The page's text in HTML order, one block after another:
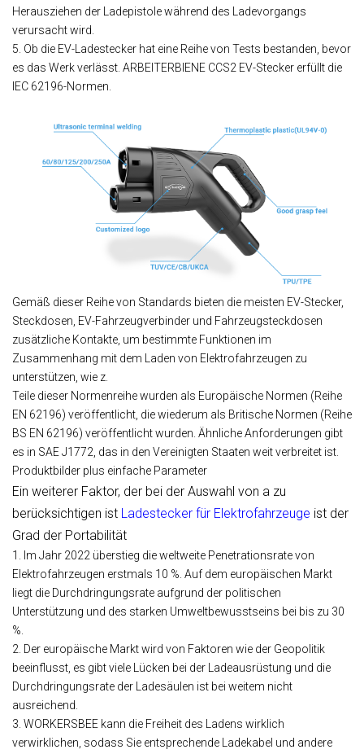
Herausziehen der Ladepistole während des Ladevorgangs
verursacht wird.
5. Ob die EV-Ladestecker hat eine Reihe von Tests bestanden, bevor
es das Werk verlässt. ARBEITERBIENE CCS2 EV-Stecker erfüllt die
IEC 62196-Normen.
Gemäß dieser Reihe von Standards bieten die meisten EV-Stecker,
Steckdosen, EV-Fahrzeugverbinder und Fahrzeugsteckdosen
zusätzliche Kontakte, um bestimmte Funktionen im
Zusammenhang mit dem Laden von Elektrofahrzeugen zu
unterstützen, wie z.
Teile dieser Normenreihe wurden als Europäische Normen (Reihe
EN 62196) veröffentlicht, die wiederum als Britische Normen (Reihe
BS EN 62196) veröffentlicht wurden. Ähnliche Anforderungen gibt
es in SAE J1772, das in den Vereinigten Staaten weit verbreitet ist.
Produktbilder plus einfache Parameter
Ein weiterer Faktor, der bei der Auswahl von a zu
berücksichtigen ist Ladestecker für Elektrofahrzeuge ist der
Grad der Portabilität
1. Im Jahr 2022 überstieg die weltweite Penetrationsrate von
Elektrofahrzeugen erstmals 10 %. Auf dem europäischen Markt
liegt die Durchdringungsrate aufgrund der politischen
Unterstützung und des starken Umweltbewusstseins bei bis zu 30
%.
2. Der europäische Markt wird von Faktoren wie der Geopolitik
beeinflusst, es gibt viele Lücken bei der Ladeausrüstung und die
Durchdringungsrate der Ladesäulen ist bei weitem nicht
ausreichend.
3. WORKERSBEE kann die Freiheit des Ladens wirklich
verwirklichen, sodass Sie entsprechende Ladekabel und andere